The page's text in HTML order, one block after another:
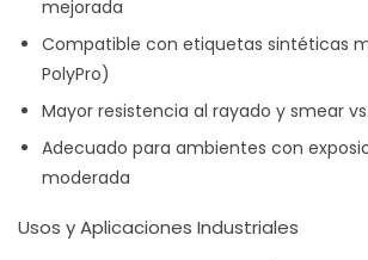
mejorada
Compatible con etiquetas sintéticas
PolyPro)
Mayor resistencia al rayado y smear
Adecuado para ambientes con
moderada
Usos y Aplicaciones Industriales